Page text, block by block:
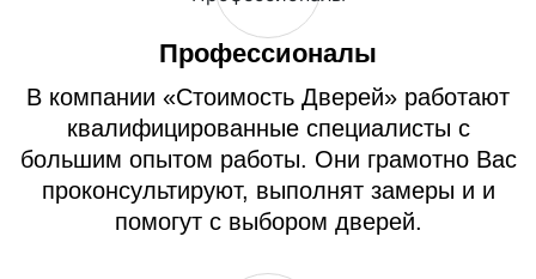
Профессионалы
В компании «Стоимость Дверей» работают
квалифицированные специалисты с
большим опытом работы. Они грамотно Вас
проконсультируют, выполнят замеры и и
помогут с выбором дверей.